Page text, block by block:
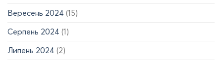
Вересень 2024 (15)
Серпень 2024 (1)
Липень 2024 (2)